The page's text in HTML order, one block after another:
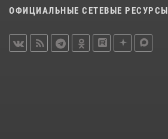
ОФИЦИАЛЬНЫЕ СЕТЕВЫЕ РЕСУРСЫ